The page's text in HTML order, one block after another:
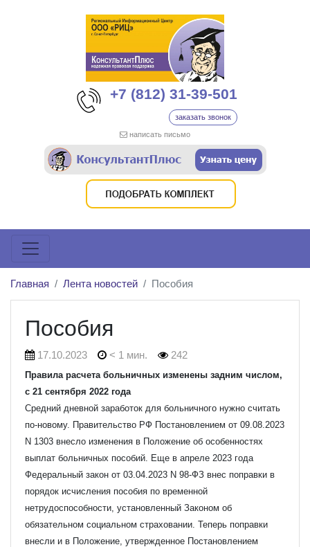
+7 (812) 31-39-501
заказать звонок
написать письмо
Главная Лента новостей Пособия
Пособия
17.10.2023 < 1 мин. 242
Правила расчета больничных изменены задним числом,
с 21 сентября 2022 года
Средний дневной заработок для больничного нужно считать
по-новому. Правительство РФ Постановлением от 09.08.2023
N 1303 внесло изменения в Положение об особенностях
выплат больничных пособий. Еще в апреле 2023 года
Федеральный закон от 03.04.2023 N 98-ФЗ внес поправки в
порядок исчисления пособия по временной
нетрудоспособности, установленный Законом об
обязательном социальном страховании. Теперь поправки
внесли и в Положение, утвержденное Постановлением